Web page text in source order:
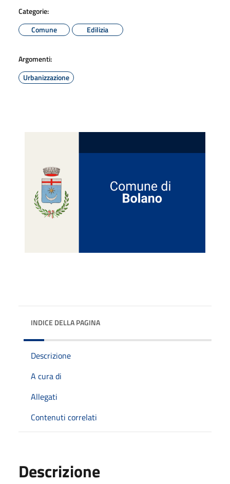
Categorie:
Comune
Edilizia
Argomenti:
Urbanizzazione
INDICE DELLA PAGINA
Descrizione
A cura di
Allegati
Contenuti correlati
Descrizione